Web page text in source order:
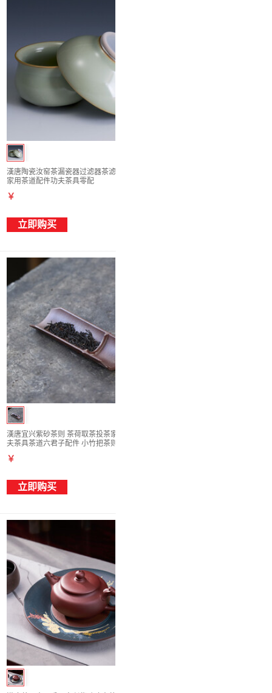
漢唐陶瓷汝窑茶漏瓷器过滤器茶滤过滤网茶器
家用茶道配件功夫茶具零配
￥
立即购买
漢唐宜兴紫砂茶则 茶荷取茶投茶家用创意功
夫茶具茶道六君子配件 小竹把茶则
￥
立即购买